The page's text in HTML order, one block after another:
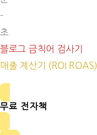
-
초
블로그 금칙어 검사기
매출 계산기 (ROI ROAS)
무료 전자책